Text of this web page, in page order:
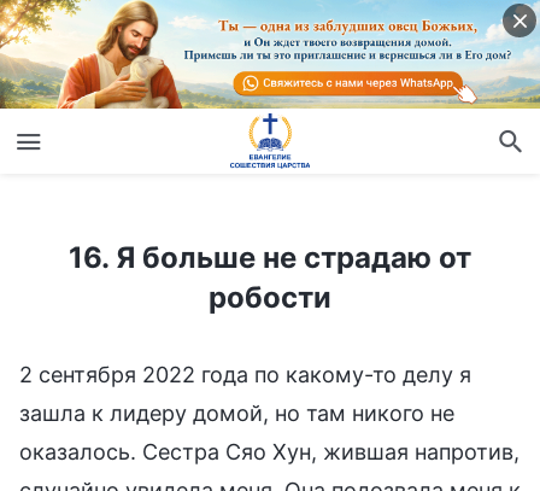
16. Я больше не страдаю от робости
16. Я больше не страдаю от
робости
2 сентября 2022 года по какому-то делу я
зашла к лидеру домой, но там никого не
оказалось. Сестра Сяо Хун, жившая напротив,